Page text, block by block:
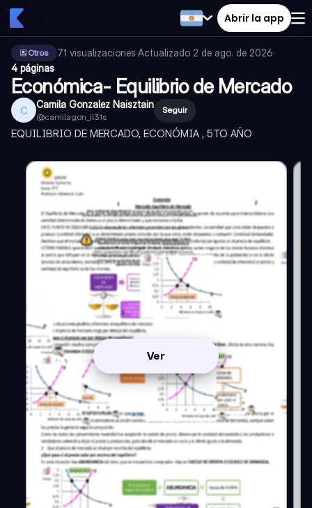
Abrir la app
Otros 71 visualizaciones·Actualizado 2 de ago. de 2026·
4 páginas
Económica- Equilibrio de Mercado
C Camila Gonzalez Naisztain
@camilagon_il31s
Seguir
EQUILIBRIO DE MERCADO, ECONÓMIA , 5TO AÑO
Ver